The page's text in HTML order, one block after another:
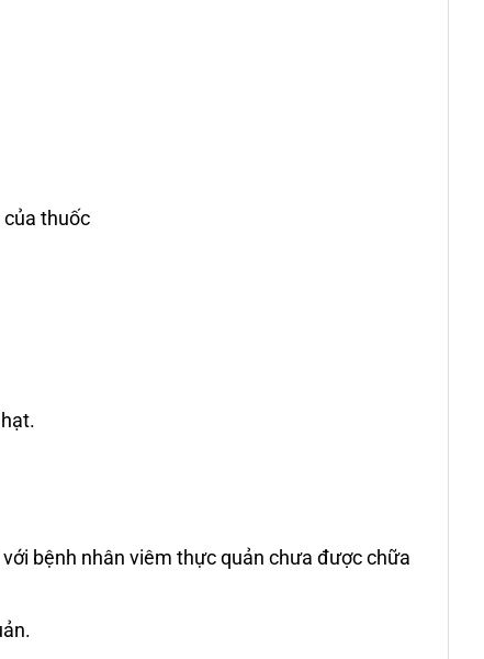
thuốc
bệnh nhân viêm thực quản chưa được chữa